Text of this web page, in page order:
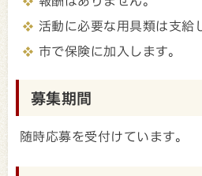
活動に必要な用具類は支給
市で保険に加入します。
募集期間
随時応募を受付けています。